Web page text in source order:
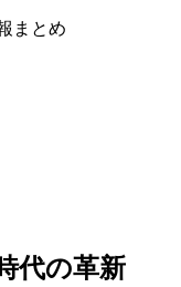
まとめ
代の革新